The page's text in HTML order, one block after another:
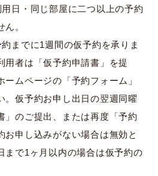
日・同じ部屋に二つ以上の予約
。
までに1週間の仮予約を承りま
用者は「仮予約申請書」を提
ムページの「予約フォーム」
。仮予約お申し出日の翌週同曜
」のご提出、または再度「予約
お申し込みがない場合は無効と
まで1ヶ月以内の場合は仮予約の